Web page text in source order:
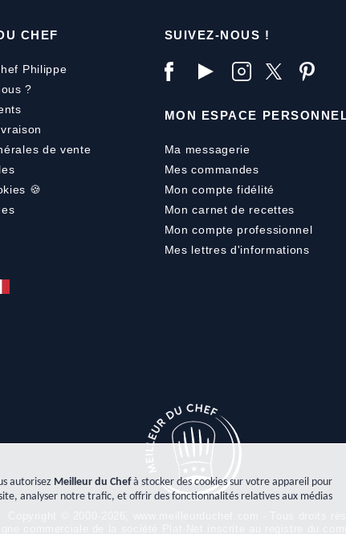
CHEF
Philippe
?
de vente
🍪
SUIVEZ-NOUS !
MON ESPACE
Ma messagerie
Mes commandes
Mon compte fidélité
Mon carnet de recettes
Mon compte professionnel
Mes lettres d'informations
autorisez Meilleur du Chefà stocker des cookies sur votre appareil pour
analyser notre trafic, et offrir des fonctionnalités relatives aux médias